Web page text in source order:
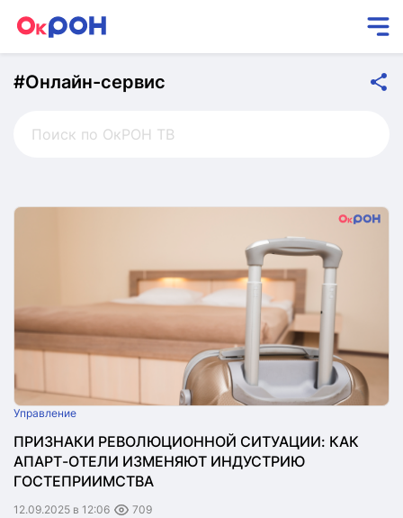
#Онлайн-сервис
Управление
ПРИЗНАКИ РЕВОЛЮЦИОННОЙ СИТУАЦИИ: КАК
АПАРТ-ОТЕЛИ ИЗМЕНЯЮТ ИНДУСТРИЮ
ГОСТЕПРИИМСТВА
12.09.2025 в 12:06 709